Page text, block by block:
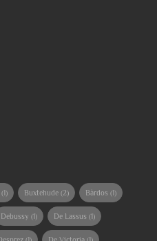
Buxtehude(2) Bàrdos(1)
Debussy (1) De Lassus(1)